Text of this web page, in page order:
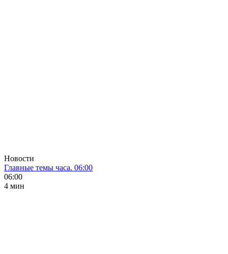
Новости
Главные темы часа. 06:00
06:00
4 мин